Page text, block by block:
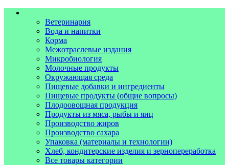
Ветеринария
Вода и напитки
Корма
Межотраслевые издания
Микробиология
Молочные продукты
Окружающая среда
Пищевые добавки и ингредиенты
Пищевые продукты (общие вопросы)
Плодоовощная продукция
Продукты из мяса, рыбы и яиц
Производство жиров
Производство сахара
Упаковка (материалы и технологии)
Хлеб, кондитерские изделия и зернопереработка
Все товары категории